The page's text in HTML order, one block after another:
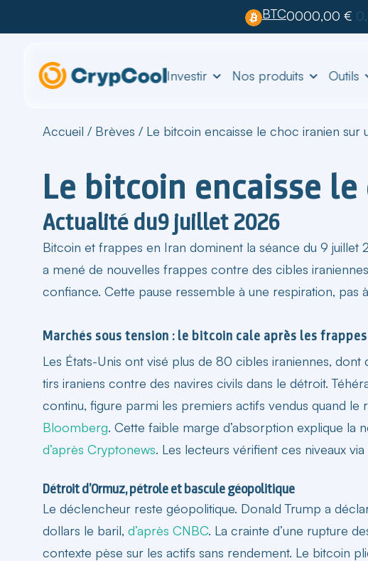
BTC0000,00 €
Investir Nos produits Outils
Accueil / Brèves / Le bitcoin encaisse le choc iranien sur
Le bitcoin encaisse
Actualité du9 juillet 2026
Bitcoin et frappes en Iran dominent la séance du 9
a mené de nouvelles frappes contre des cibles
confiance. Cette pause ressemble à une respiration, pas
Marchés sous tension : le bitcoin cale après les frappes
Les États-Unis ont visé plus de 80 cibles iraniennes,
tirs iraniens contre des navires civils dans le détroit.
continu, figure parmi les premiers actifs vendus quand le
Bloomberg. Cette faible marge d’absorption explique la
d’après Cryptonews. Les lecteurs vérifient ces niveaux via
Détroit d’Ormuz, pétrole et bascule géopolitique
Le déclencheur reste géopolitique. Donald Trump a
dollars le baril, d’après CNBC. La crainte d’une rupture
contexte pèse sur les actifs sans rendement. Le bitcoin